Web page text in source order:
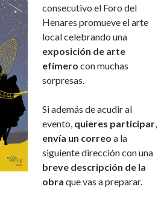
consecutivo el Foro del
Henares promueve el arte
local celebrando una
exposición de arte
efímero con muchas
sorpresas.
Si además de acudir al
evento, quieres participar,
envía un correo a la
siguiente dirección con una
breve descripción de la
obra que vas a preparar.